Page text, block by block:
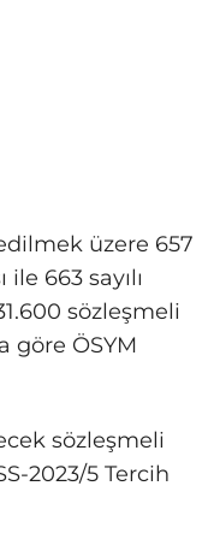
üzere 657
663 sayılı
sözleşmeli
göre ÖSYM
sözleşmeli
2023/5 Tercih